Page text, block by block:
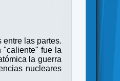
las partes.
"caliente" fue la
la guerra
nucleares